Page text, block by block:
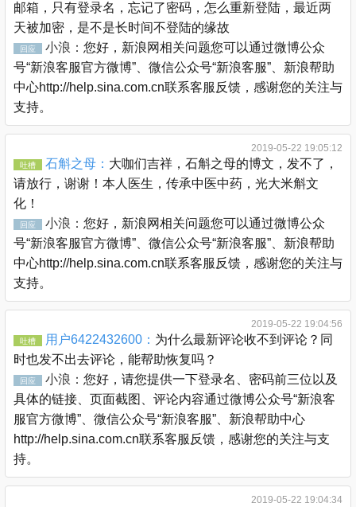
邮箱，只有登录名，忘记了密码，怎么重新登陆，最近两
天被加密，是不是长时间不登陆的缘故
回应 小浪： 您好，新浪网相关问题您可以通过微博公众
号“新浪客服官方微博”、微信公众号“新浪客服”、新浪帮助
中心http://help.sina.com.cn联系客服反馈，感谢您的关注与
支持。
2019-05-22 19:05:12
吐槽 石斛之母： 大咖们吉祥，石斛之母的博文，发不了，
请放行，谢谢！本人医生，传承中医中药，光大米斛文
化！
回应 小浪： 您好，新浪网相关问题您可以通过微博公众
号“新浪客服官方微博”、微信公众号“新浪客服”、新浪帮助
中心http://help.sina.com.cn联系客服反馈，感谢您的关注与
支持。
2019-05-22 19:04:56
吐槽 用户6422432600： 为什么最新评论收不到评论？同
时也发不出去评论，能帮助恢复吗？
回应 小浪： 您好，请您提供一下登录名、密码前三位以及
具体的链接、页面截图、评论内容通过微博公众号“新浪客
服官方微博”、微信公众号“新浪客服”、新浪帮助中心
http://help.sina.com.cn联系客服反馈，感谢您的关注与支
持。
2019-05-22 19:04:34